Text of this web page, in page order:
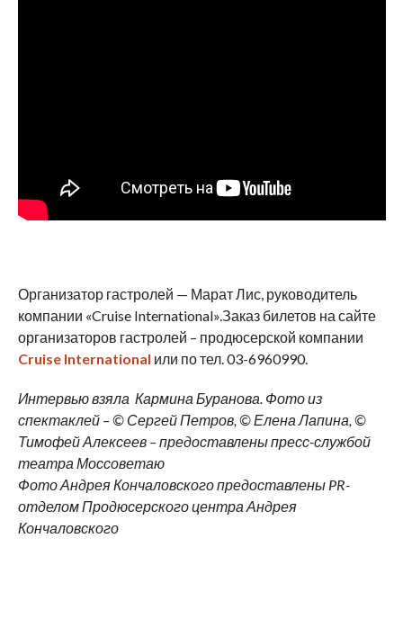
Организатор гастролей — Марат Лис, руководитель
компании «Cruise International».Заказ билетов на сайте
организаторов гастролей – продюсерской компании
Cruise International или по тел. 03-6960990.
Интервью взяла Кармина Буранова. Фото из
спектаклей – © Сергей Петров, © Елена Лапина, ©
Тимофей Алексеев – предоставлены пресс-службой
театра Моссоветаю
Фото Андрея Кончаловского предоставлены PR-
отделом Продюсерского центра Андрея
Кончаловского